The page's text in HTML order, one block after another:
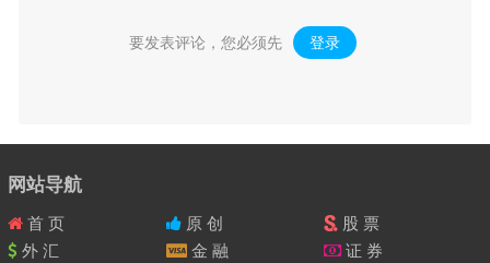
要发表评论，您必须先 登录 。
网站导航
首 页 原 创
股 票
外 汇
金 融
证 券